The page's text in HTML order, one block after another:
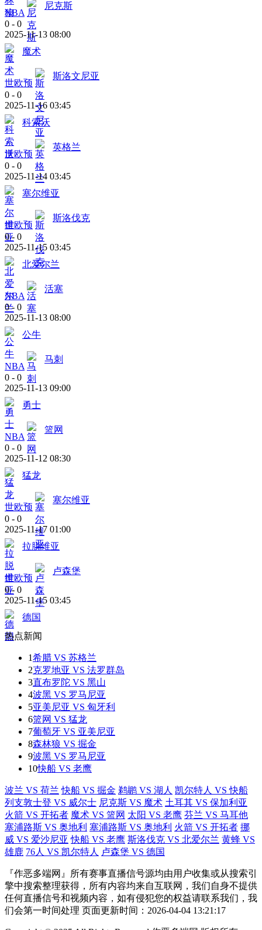
NBA
尼克斯
0 - 0
2025-11-13 08:00
魔术
世欧预
斯洛文尼亚
0 - 0
2025-11-16 03:45
科索沃
世欧预
英格兰
0 - 0
2025-11-14 03:45
塞尔维亚
世欧预
斯洛伐克
0 - 0
2025-11-15 03:45
北爱尔兰
NBA
活塞
0 - 0
2025-11-13 08:00
公牛
NBA
马刺
0 - 0
2025-11-13 09:00
勇士
NBA
篮网
0 - 0
2025-11-12 08:30
猛龙
世欧预
塞尔维亚
0 - 0
2025-11-17 01:00
拉脱维亚
世欧预
卢森堡
0 - 0
2025-11-15 03:45
德国
热点新闻
1希腊 VS 苏格兰
2克罗地亚 VS 法罗群岛
3直布罗陀 VS 黑山
4波黑 VS 罗马尼亚
5亚美尼亚 VS 匈牙利
6篮网 VS 猛龙
7葡萄牙 VS 亚美尼亚
8森林狼 VS 掘金
9波黑 VS 罗马尼亚
10快船 VS 老鹰
波兰 VS 荷兰 快船 VS 掘金 鹈鹕 VS 湖人 凯尔特人 VS 快船
列支敦士登 VS 威尔士 尼克斯 VS 魔术 土耳其 VS 保加利亚
火箭 VS 开拓者 魔术 VS 篮网 太阳 VS 老鹰 芬兰 VS 马耳他
塞浦路斯 VS 奥地利 塞浦路斯 VS 奥地利 火箭 VS 开拓者 挪
威 VS 爱沙尼亚 快船 VS 老鹰 斯洛伐克 VS 北爱尔兰 黄蜂 VS
雄鹿 76人 VS 凯尔特人 卢森堡 VS 德国
『作恶多端网』所有赛事直播信号源均由用户收集或从搜索引
擎中搜索整理获得，所有内容均来自互联网，我们自身不提供
任何直播信号和视频内容，如有侵犯您的权益请联系我们，我
们会第一时间处理 页面更新时间：2026-04-04 13:21:17